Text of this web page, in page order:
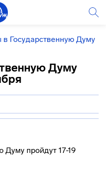
Государственную Думу
Думу